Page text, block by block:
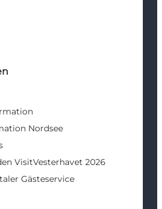
Nordsee
VisitVesterhavet 2026
Gästeservice